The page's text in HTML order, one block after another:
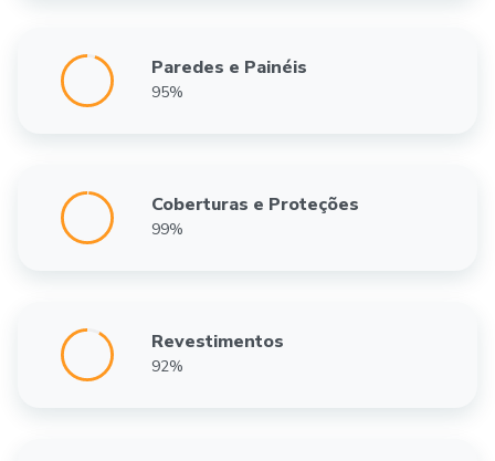
Paredes e Painéis
95%
Coberturas e Proteções
99%
Revestimentos
92%